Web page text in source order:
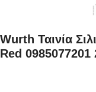
Wurth Ταινία
Red